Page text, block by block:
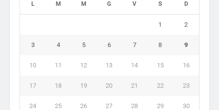
L M M G V S D
1 2
3 4 5 6 7 8 9
10 11 12 13 14 15 16
17 18 19 20 21 22 23
24 25 26 27 28 29 30